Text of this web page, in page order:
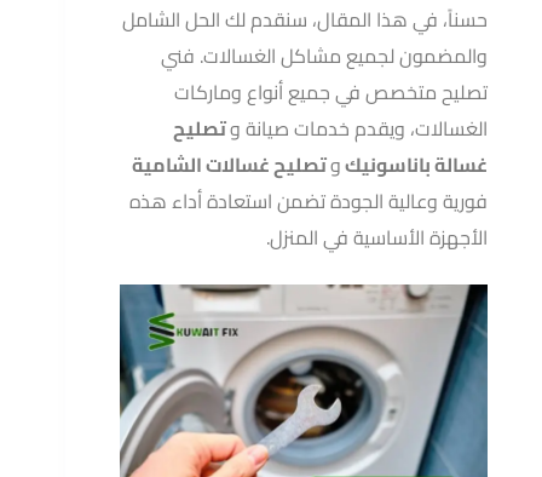
حسناً، في هذا المقال، سنقدم لك الحل الشامل
والمضمون لجميع مشاكل الغسالات. فني
تصليح متخصص في جميع أنواع وماركات
الغسالات، ويقدم خدمات صيانة وتصليح
غسالة باناسونيكوتصليح غسالات الشامية
فورية وعالية الجودة تضمن استعادة أداء هذه
الأجهزة الأساسية في المنزل.